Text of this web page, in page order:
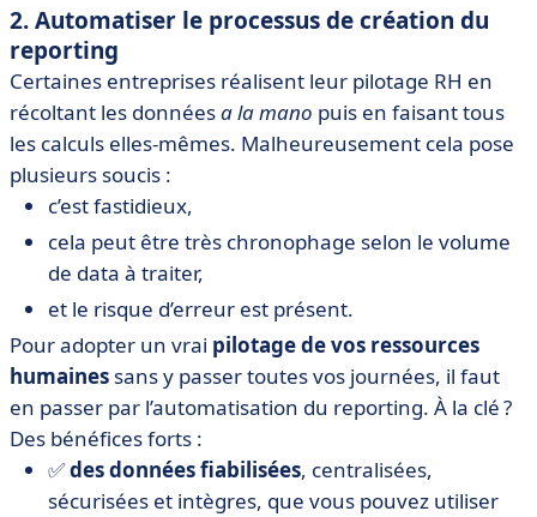
2. Automatiser le processus de création du
reporting
Certaines entreprises réalisent leur pilotage RH en
récoltant les donnéesa la mano puis en faisant tous
les calculs elles-mêmes. Malheureusement cela pose
plusieurs soucis :
c’est fastidieux,
cela peut être très chronophage selon le volume
de data à traiter,
et le risque d’erreur est présent.
Pour adopter un vrai pilotage de vos ressources
humaines sans y passer toutes vos journées, il faut
en passer par l’automatisation du reporting. À la clé ?
Des bénéfices forts :
✅des données fiabilisées, centralisées,
sécurisées et intègres, que vous pouvez utiliser